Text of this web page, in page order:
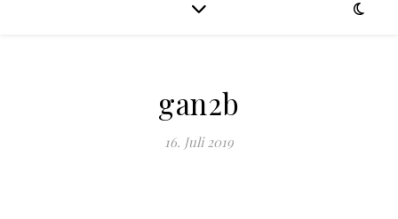
gan2b
16. Juli 2019